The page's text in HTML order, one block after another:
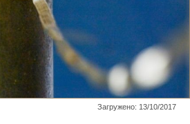
Загружено: 13/10/2017